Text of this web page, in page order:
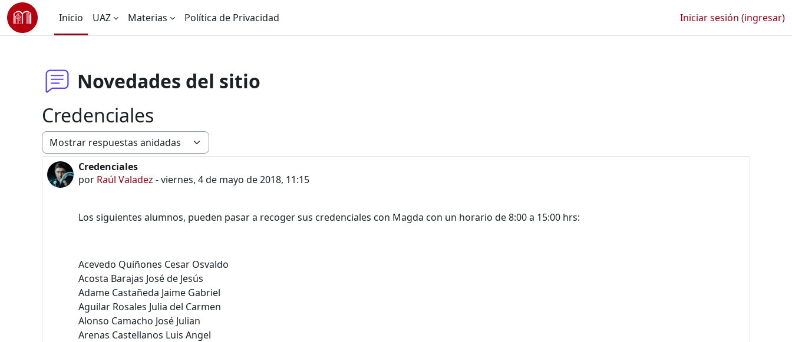
Saltar al contenido principal
Inicio
UAZ Materias Política de Privacidad Iniciar sesión (ingresar)
Novedades del sitio
Credenciales
Modo de visualización
Credenciales
por Raúl Valadez -viernes, 4 de mayo de 2018, 11:15
Número de respuestas: 0
Los siguientes alumnos, pueden pasar a recoger sus credenciales con Magda con un horario de 8:00 a 15:00 hrs:
Acevedo Quiñones Cesar Osvaldo
Acosta Barajas José de Jesús
Adame Castañeda Jaime Gabriel
Aguilar Rosales Julia del Carmen
Alonso Camacho José Julian
Arenas Castellanos Luis Angel